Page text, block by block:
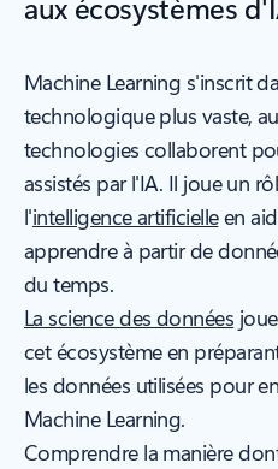
aux écosystèmes
Machine Learning s'inscrit
technologique plus vaste,
technologies collaborent
assistés par l'IA. Il joue un
l'intelligence artificielleen
apprendre à partir de
du temps.
La science des données
cet écosystème en
les données utilisées pour
Machine Learning.
Comprendre la manière